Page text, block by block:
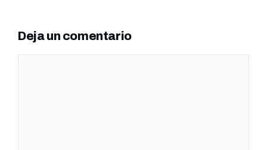
Deja un comentario